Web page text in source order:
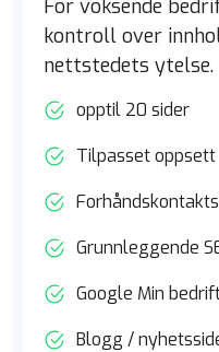
For voksende
kontroll over
nettstedets ytelse.
opptil 20 sider
Tilpasset oppsett
Grunnleggende
Google Min
Blogg /